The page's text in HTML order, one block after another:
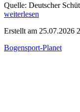
Quelle: Deutscher
weiterlesen
Erstellt am 25.07.2026
Bogensport-Planet